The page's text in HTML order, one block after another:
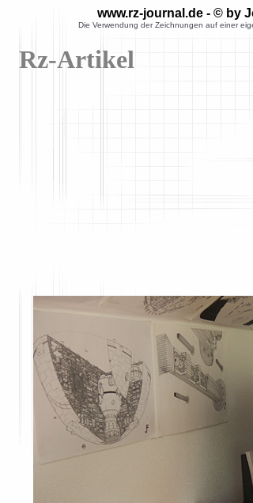
www.rz-journal.de - © by
Die Verwendung der Zeichnungen auf einer
Rz-Artikel